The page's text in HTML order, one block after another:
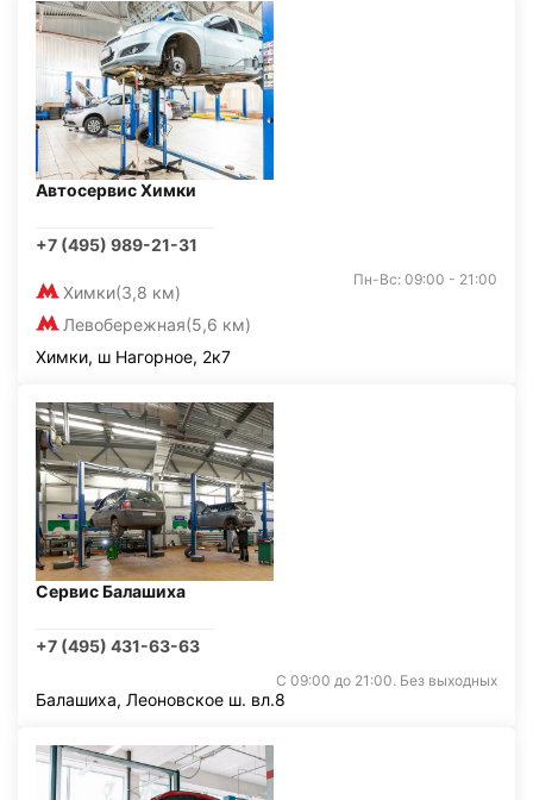
Автосервис Химки
+7 (495) 989-21-31
Химки(3,8 км)
Левобережная(5,6 км)
Пн-Вс: 09:00 - 21:00
Химки, ш Нагорное, 2к7
Сервис Балашиха
+7 (495) 431-63-63
С 09:00 до 21:00. Без выходных
Балашиха, Леоновское ш. вл.8